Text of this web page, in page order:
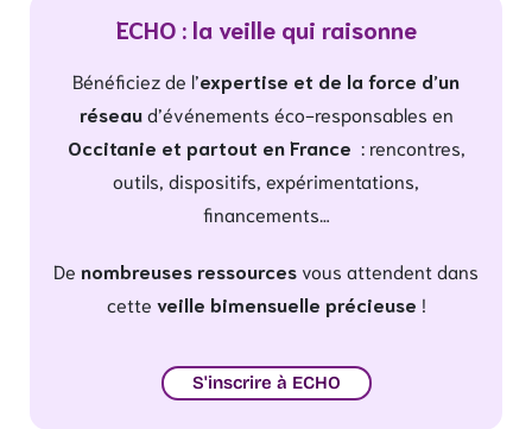
ECHO : la veille qui raisonne
Bénéficiez de l’expertise et de la force d’un
réseaud’événements éco-responsables en
Occitanie et partout en France : rencontres,
outils, dispositifs, expérimentations,
financements…
De nombreuses ressources vous attendent dans
cette veille bimensuelle précieuse !
S'inscrire à ECHO